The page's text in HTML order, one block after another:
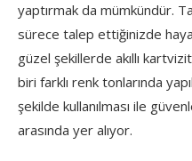
yaptırmak da mümkündür.
sürece talep ettiğinizde
güzel şekillerde akıllı
biri farklı renk tonlarında
şekilde kullanılması ile
arasında yer alıyor.